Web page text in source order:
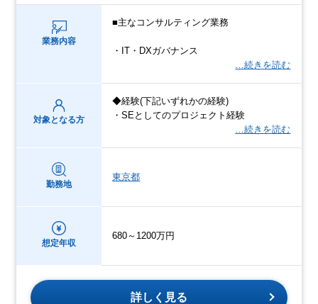
業務内容
■主なコンサルティング業務
・IT・DXガバナンス
…続きを読む
対象となる方
◆経験(下記いずれかの経験)
・SEとしてのプロジェクト経験
…続きを読む
勤務地
東京都
想定年収
680～1200万円
詳しく見る